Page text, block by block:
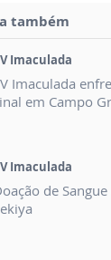
também
Imaculada
Imaculada
em Campo
Imaculada
de